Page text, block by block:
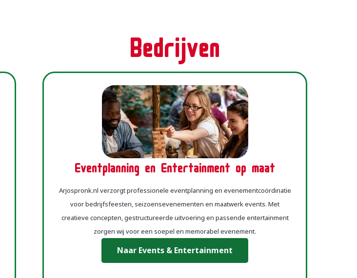
Bedrijven
Eventplanning en Entertainment op maat
Arjospronk.nl verzorgt professionele eventplanning en evenementcoördinatie
voor bedrijfsfeesten, seizoensevenementen en maatwerk events. Met
creatieve concepten, gestructureerde uitvoering en passende entertainment
zorgen wij voor een soepel en memorabel evenement.
Naar Events & Entertainment